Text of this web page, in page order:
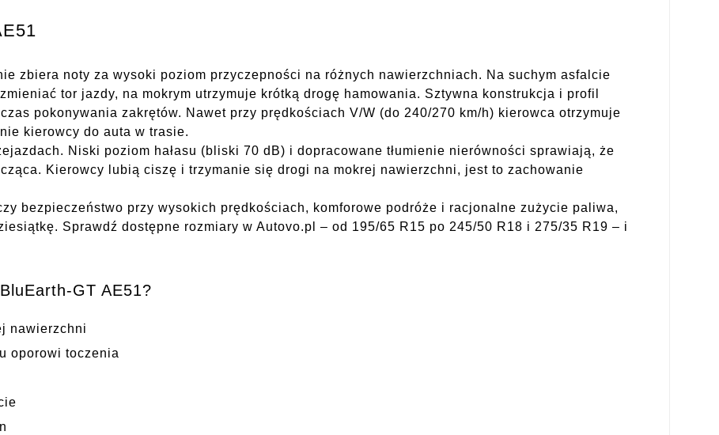
zbiera noty za wysoki poziom przyczepności na różnych nawierzchniach. Na suchym asfalcie
tor jazdy, na mokrym utrzymuje krótką drogę hamowania. Sztywna konstrukcja i profil
pokonywania zakrętów. Nawet przy prędkościach V/W (do 240/270 km/h) kierowca otrzymuje
kierowcy do auta w trasie.
Niski poziom hałasu (bliski 70 dB) i dopracowane tłumienie nierówności sprawiają, że
Kierowcy lubią ciszę i trzymanie się drogi na mokrej nawierzchni, jest to zachowanie
bezpieczeństwo przy wysokich prędkościach, komforowe podróże i racjonalne zużycie paliwa,
Sprawdź dostępne rozmiary w Autovo.pl – od 195/65 R15 po 245/50 R18 i 275/35 R19 – i
GT AE51?
nawierzchni
oporowi toczenia